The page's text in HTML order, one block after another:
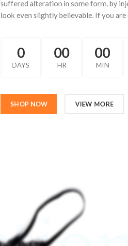
suffered alteration in some form, by
look even slightly believable. If you are
0
DAYS
00
HR
00
MIN
SHOP NOW VIEW MORE